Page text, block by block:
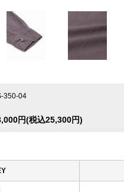
350-04
円(税込25,300円)